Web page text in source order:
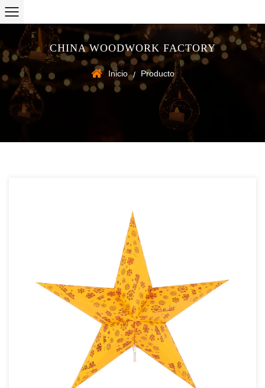
CHINA WOODWORK FACTORY
Inicio / Producto